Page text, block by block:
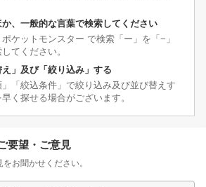
、一般的な言葉で検索してください
ットモンスター で検索「ー」を「−」
てください。
」及び「絞り込み」する
「絞込条件」で絞り込み及び並び替えす
く探せる場合がございます。
要望・ご意見
お聞かせください。